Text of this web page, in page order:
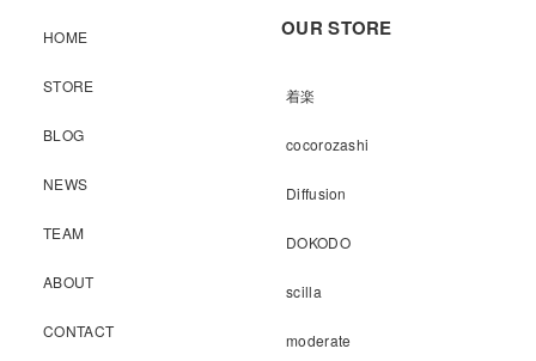
HOME
STORE
BLOG
NEWS
TEAM
ABOUT
CONTACT
OUR STORE
着楽
cocorozashi
Diffusion
DOKODO
scilla
moderate